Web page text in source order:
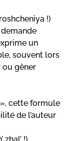
!)
un
souvent lors
ou gêner
cette formule
de l’auteur